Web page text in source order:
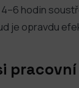
4–6 hodin
je opravdu